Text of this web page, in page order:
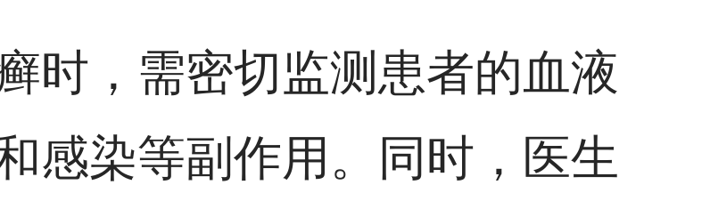
时，需密切监测患者的血液
感染等副作用。同时，医生